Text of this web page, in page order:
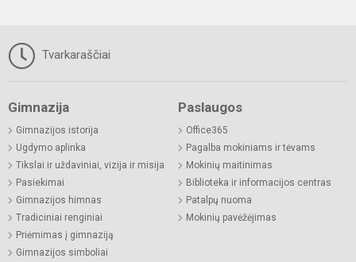
Tvarkaraščiai
Gimnazija
Gimnazijos istorija
Ugdymo aplinka
Tikslai ir uždaviniai, vizija ir misija
Pasiekimai
Gimnazijos himnas
Tradiciniai renginiai
Priėmimas į gimnaziją
Gimnazijos simboliai
Paslaugos
Office365
Pagalba mokiniams ir tėvams
Mokinių maitinimas
Biblioteka ir informacijos centras
Patalpų nuoma
Mokinių pavėžėjimas